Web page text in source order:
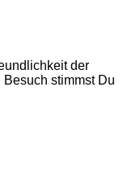
der
stimmst Du